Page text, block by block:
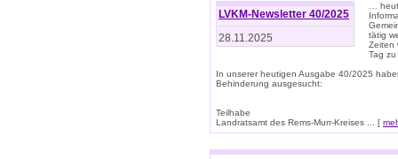
LVKM-Newsletter 40/2025
28.11.2025
…
tätig
Zeiten
Tag
In unserer heutigen Ausgabe 40/2025
Behinderung ausgesucht:
Teilhabe
Landratsamt des Rems-Murr-Kreises ... [